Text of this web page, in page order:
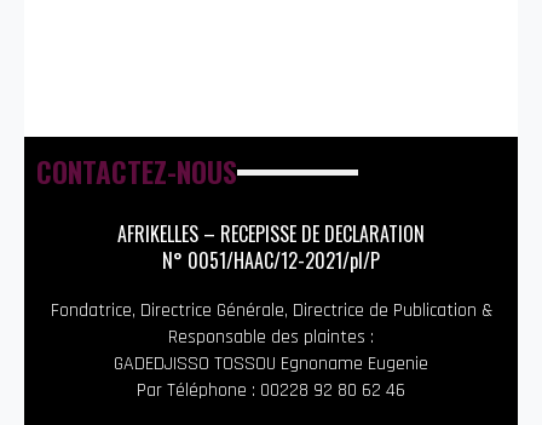
CONTACTEZ-NOUS
AFRIKELLES – RECEPISSE DE DECLARATION
N° 0051/HAAC/12-2021/pl/P
Fondatrice, Directrice Générale, Directrice de Publication &
Responsable des plaintes :
GADEDJISSO TOSSOU Egnoname Eugenie
Par Téléphone : 00228 92 80 62 46